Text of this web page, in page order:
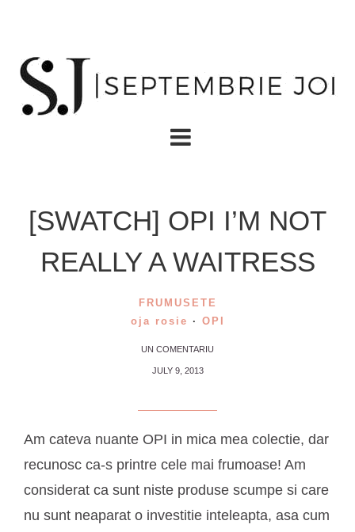
[SWATCH] OPI I’M NOT
REALLY A WAITRESS
FRUMUSETE
oja rosie · OPI
UN COMENTARIU
JULY 9, 2013
Am cateva nuante OPI in mica mea colectie, dar
recunosc ca-s printre cele mai frumoase! Am
considerat ca sunt niste produse scumpe si care
nu sunt neaparat o investitie inteleapta, asa cum